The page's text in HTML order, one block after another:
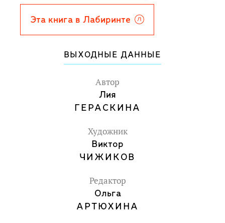
Эта книга в Лабиринте
ВЫХОДНЫЕ ДАННЫЕ
Автор
Лия
ГЕРАСКИНА
Художник
Виктор
ЧИЖИКОВ
Редактор
Ольга
АРТЮХИНА